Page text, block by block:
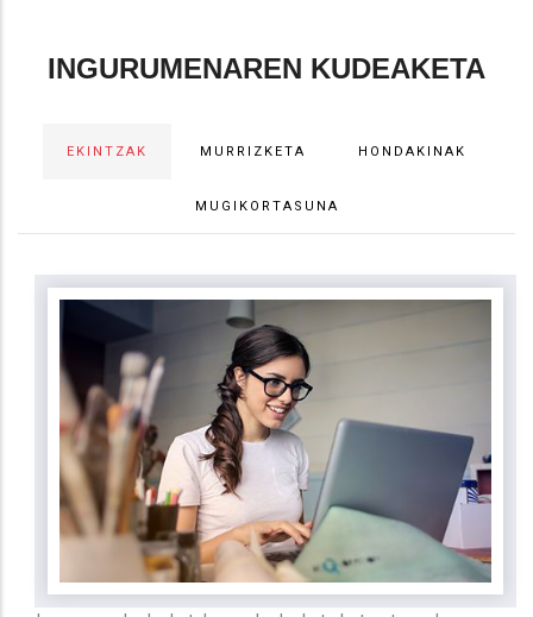
INGURUMENAREN KUDEAKETA
EKINTZAK MURRIZKETA HONDAKINAK
MUGIKORTASUNA